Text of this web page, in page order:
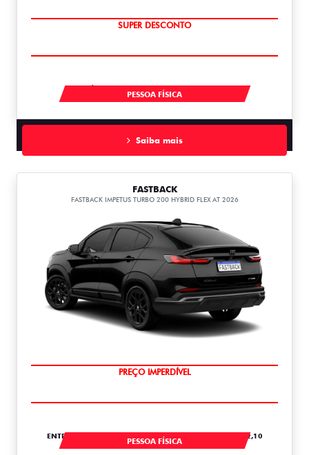
BÔNUS DE ATÉ R$ 14 MIL
À VISTA A PARTIR DE R$ 99.990,00
PESSOA FÍSICA
Saiba mais
FASTBACK
FASTBACK IMPETUS TURBO 200 HYBRID FLEX AT 2026
OPORTUNIDADE
ENTRADA DE R$ 67.661,10 +24 PARCELAS DE R$ 6.152,10
PESSOA FÍSICA